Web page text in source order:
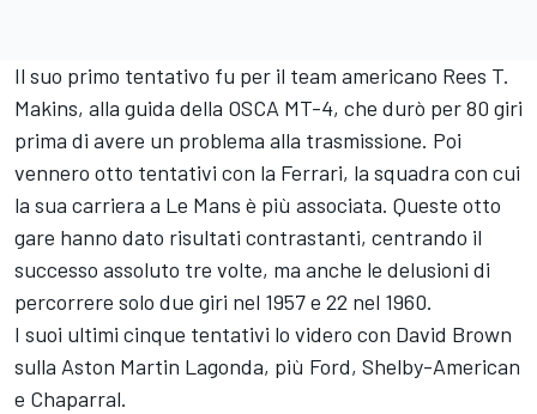
Il suo primo tentativo fu per il team americano Rees T.
Makins, alla guida della OSCA MT-4, che durò per 80 giri
prima di avere un problema alla trasmissione. Poi
vennero otto tentativi con la Ferrari, la squadra con cui
la sua carriera a Le Mans è più associata. Queste otto
gare hanno dato risultati contrastanti, centrando il
successo assoluto tre volte, ma anche le delusioni di
percorrere solo due giri nel 1957 e 22 nel 1960.
I suoi ultimi cinque tentativi lo videro con David Brown
sulla Aston Martin Lagonda, più Ford, Shelby-American
e Chaparral.